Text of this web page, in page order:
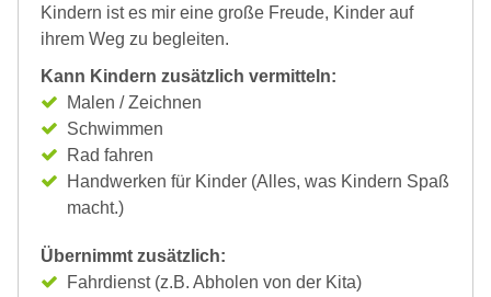
Kindern ist es mir eine große Freude, Kinder auf
ihrem Weg zu begleiten.
Kann Kindern zusätzlich vermitteln:
Malen / Zeichnen
Schwimmen
Rad fahren
Handwerken für Kinder (Alles, was Kindern Spaß
macht.)
Übernimmt zusätzlich:
Fahrdienst (z.B. Abholen von der Kita)